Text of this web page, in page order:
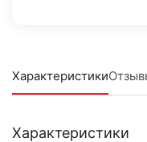
Характеристики
Характеристики